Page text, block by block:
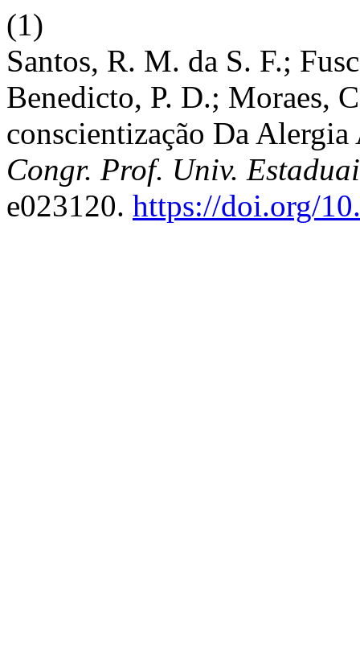
(1)
Santos, R. M. da S. F.;
Benedicto, P. D.; Moraes,
conscientização Da
Congr. Prof. Univ.
e023120. https://doi.org/